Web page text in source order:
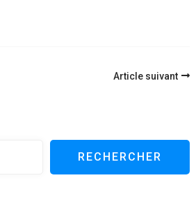
Article suivant
RECHERCHER